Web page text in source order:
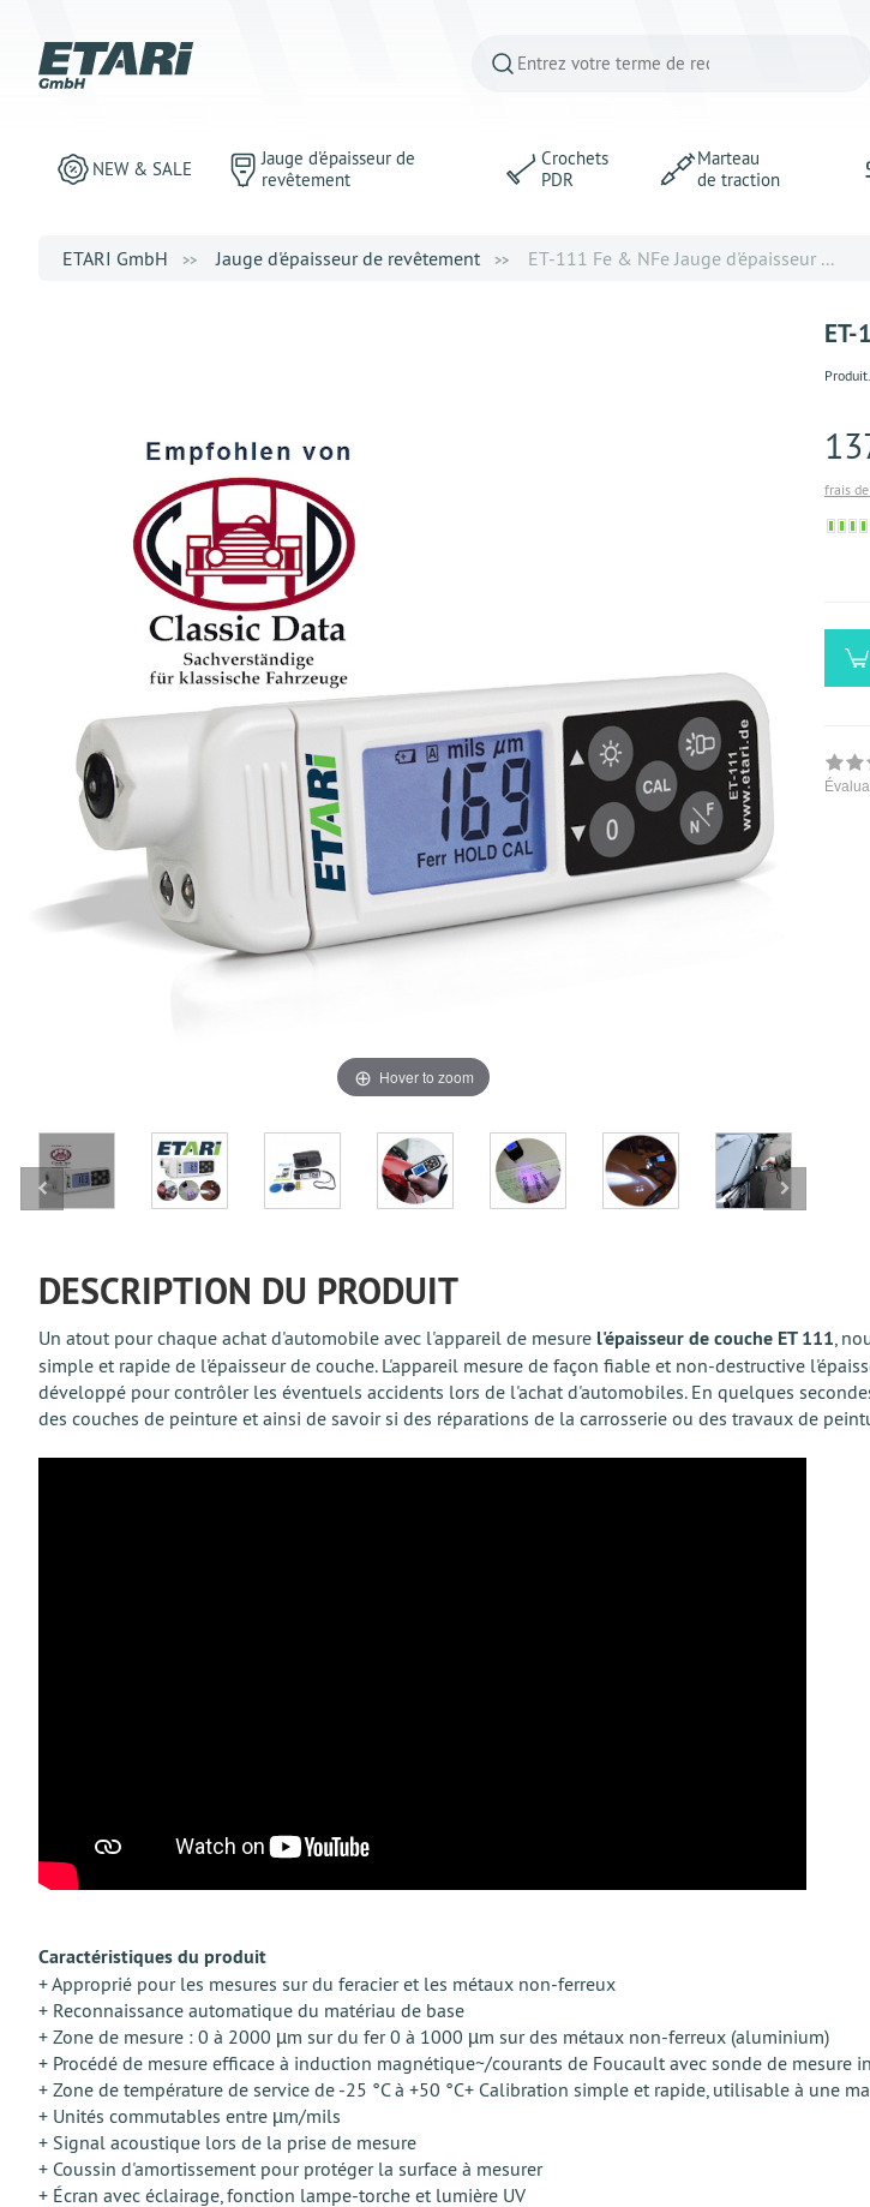
NEW & SALE
Jauge d'épaisseur de
revêtement
Crochets
PDR
Marteau
de traction
ETARI GmbH Jauge d'épaisseur de revêtement ET-111 Fe & NFe Jauge d'épaisseur ...
Hover to zoom
ET-
frais
DESCRIPTION DU PRODUIT
Un atout pour chaque achat d'automobile avec l'appareil de mesure l'épaisseur de couche ET 111,
simple et rapide de l'épaisseur de couche. L'appareil mesure de façon fiable et non-destructive
développé pour contrôler les éventuels accidents lors de l'achat d'automobiles. En quelques
des couches de peinture et ainsi de savoir si des réparations de la carrosserie ou des travaux de
Caractéristiques du produit
+ Approprié pour les mesures sur du feracier et les métaux non-ferreux
+ Reconnaissance automatique du matériau de base
+ Zone de mesure : 0 à 2000 µm sur du fer 0 à 1000 µm sur des métaux non-ferreux (aluminium)
+ Procédé de mesure efficace à induction magnétique~/courants de Foucault avec sonde de mesure
+ Zone de température de service de -25 °С à +50 °С+ Calibration simple et rapide, utilisable à une
+ Unités commutables entre µm/mils
+ Signal acoustique lors de la prise de mesure
+ Coussin d'amortissement pour protéger la surface à mesurer
+ Écran avec éclairage, fonction lampe-torche et lumière UV